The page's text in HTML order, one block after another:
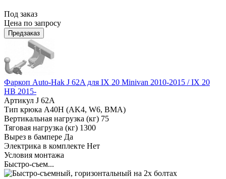
Под заказ
Цена по запросу
Предзаказ
Фаркоп Auto-Hak J 62A для IX 20 Minivan 2010-2015 / IX 20
HB 2015-
Артикул J 62A
Тип крюка А40H (AK4, W6, BMA)
Вертикальная нагрузка (кг) 75
Тяговая нагрузка (кг) 1300
Вырез в бампере Да
Электрика в комплекте Нет
Условия монтажа
Быстро-съем...